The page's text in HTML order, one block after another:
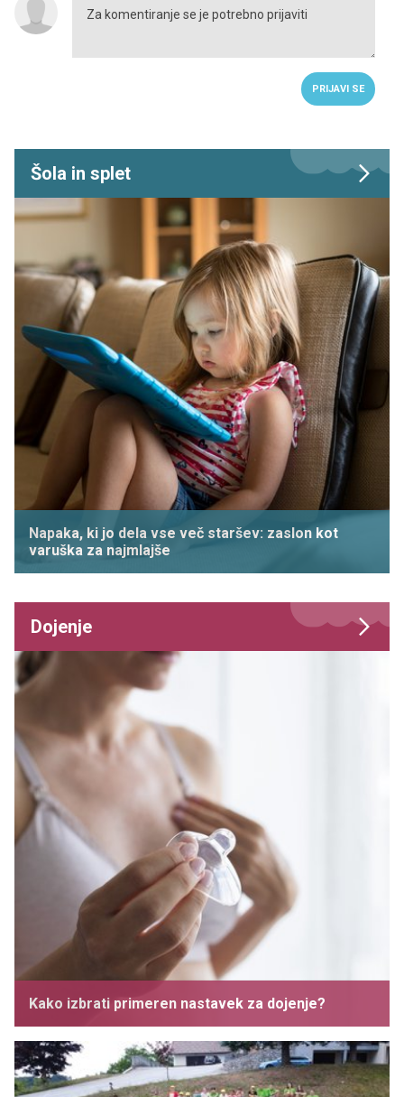
PRIJAVI SE
Šola in splet
Napaka, ki jo dela vse več staršev: zaslon kot
varuška za najmlajše
Dojenje
Kako izbrati primeren nastavek za dojenje?